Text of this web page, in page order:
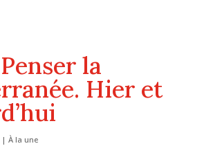
la
Hier et
|À la une